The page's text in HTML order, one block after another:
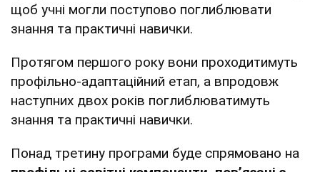
щоб учні могли поступово поглиблювати
знання та практичні навички.
Протягом першого року вони проходитимуть
профільно-адаптаційний етап, а впродовж
наступних двох років поглиблюватимуть
знання та практичні навички.
Понад третину програми буде спрямовано на